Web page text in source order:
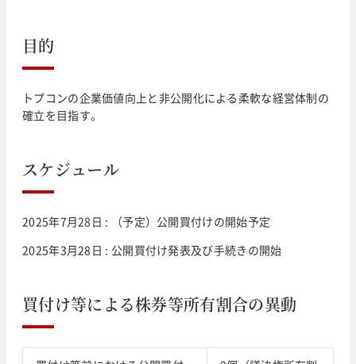
目的
トプコンの企業価値向上と非公開化による柔軟な経営体制の
確立を目指す。
スケジュール
2025年7月28日 : （予定）公開買付けの開始予定
2025年3月28日 : 公開買付け発表及び手続きの開始
買付け等による株券等所有割合の異動